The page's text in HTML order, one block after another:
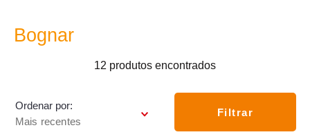
Bognar
12 produtos
Ordenar por
Mais recentes
Filtrar
º varal